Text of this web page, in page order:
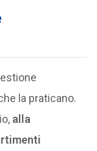
la praticano.
alla